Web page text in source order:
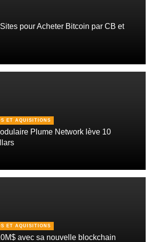
pour Acheter Bitcoin par CB et
ET AQUISITIONS
Plume Network lève 10
ET AQUISITIONS
avec sa nouvelle blockchain